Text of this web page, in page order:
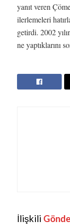
yanıt veren
ilerlemeleri
getirdi. 2002
ne yaptıklarını
İlişkili